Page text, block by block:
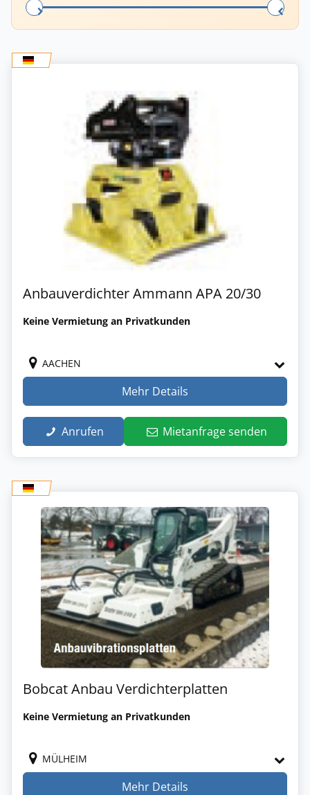
Anbauverdichter Ammann APA 20/30
Keine Vermietung an Privatkunden
AACHEN
Mehr Details
Anrufen Mietanfrage senden
Bobcat Anbau Verdichterplatten
Keine Vermietung an Privatkunden
MÜLHEIM
Mehr Details